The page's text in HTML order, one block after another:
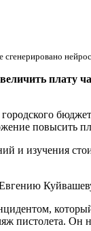
сгенерировано
плату
повысить
и изучения
пистолета. Он